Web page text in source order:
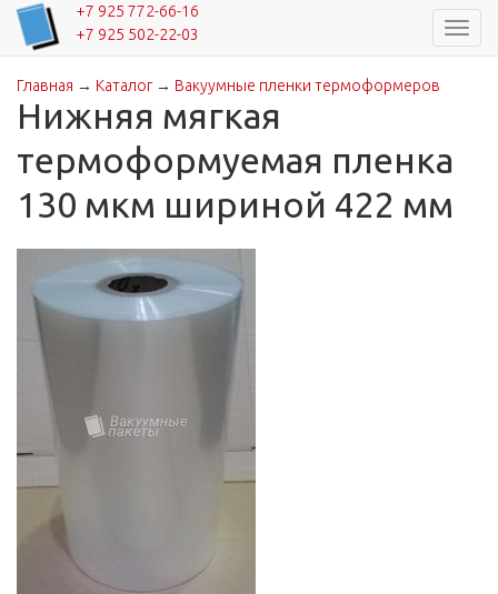
+7 925 772-66-16
+7 925 502-22-03
Вы здесь
Главная → Каталог→ Вакуумные пленки термоформеров
Нижняя мягкая
термоформуемая пленка
130 мкм шириной 422 мм